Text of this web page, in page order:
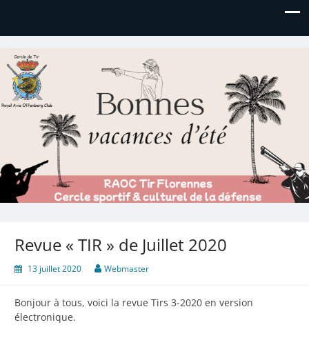
Royal AOC Florennes
Section TIR de l'AVIA
Revue « TIR » de Juillet 2020
13 juillet 2020 Webmaster
Bonjour à tous, voici la revue Tirs 3-2020 en version
électronique.